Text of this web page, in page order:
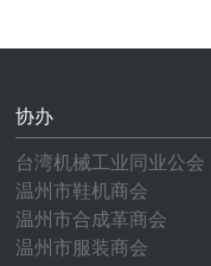
协办
台湾机械工业同业公会
温州市鞋机商会
温州市合成革商会
温州市服装商会